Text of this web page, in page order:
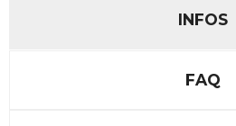
INFOS
FAQ